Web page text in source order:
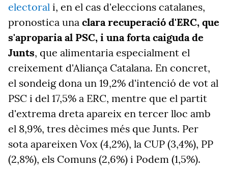
electoral i, en el cas d'eleccions catalanes,
pronostica una clara recuperació d'ERC, que
s'aproparia al PSC, i una forta caiguda de
Junts, que alimentaria especialment el
creixement d'Aliança Catalana. En concret,
el sondeig dona un 19,2% d'intenció de vot al
PSC i del 17,5% a ERC, mentre que el partit
d'extrema dreta apareix en tercer lloc amb
el 8,9%, tres dècimes més que Junts. Per
sota apareixen Vox (4,2%), la CUP (3,4%), PP
(2,8%), els Comuns (2,6%) i Podem (1,5%).